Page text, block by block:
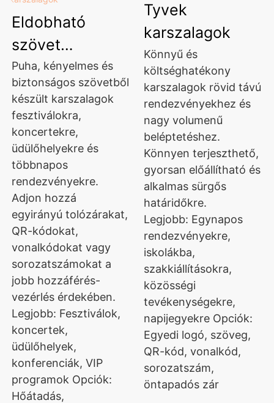
Eldobható
szövet
karszalagok
Puha, kényelmes és
biztonságos szövetből
készült karszalagok
fesztiválokra,
koncertekre,
üdülőhelyekre és
többnapos
rendezvényekre.
Adjon hozzá
egyirányú tolózárakat,
QR-kódokat,
vonalkódokat vagy
sorozatszámokat a
jobb hozzáférés-
vezérlés érdekében.
Legjobb: Fesztiválok,
koncertek,
üdülőhelyek,
konferenciák, VIP
programok Opciók:
Hőátadás,
Tyvek
karszalagok
Könnyű és
költséghatékony
karszalagok rövid távú
rendezvényekhez és
nagy volumenű
beléptetéshez.
Könnyen terjeszthető,
gyorsan előállítható és
alkalmas sürgős
határidőkre.
Legjobb: Egynapos
rendezvényekre,
iskolákba,
szakkiállításokra,
közösségi
tevékenységekre,
napijegyekre Opciók:
Egyedi logó, szöveg,
QR-kód, vonalkód,
sorozatszám,
öntapadós zár